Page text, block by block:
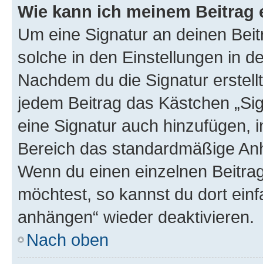
Wie kann ich meinem
Um eine Signatur an deinen
solche in den Einstellungen in
Nachdem du die Signatur
jedem Beitrag das Kästchen
eine Signatur auch hinzufügen,
Bereich das standardmäßige
Wenn du einen einzelnen
möchtest, so kannst du dort
anhängen“ wieder deaktivieren.
Nach oben